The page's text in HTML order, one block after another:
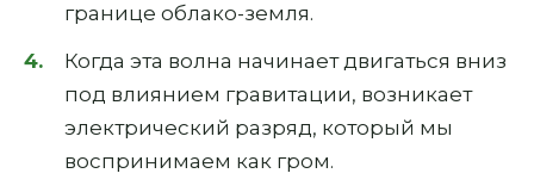
границе облако-земля.
Когда эта волна начинает двигаться вниз
под влиянием гравитации, возникает
электрический разряд, который мы
воспринимаем как гром.